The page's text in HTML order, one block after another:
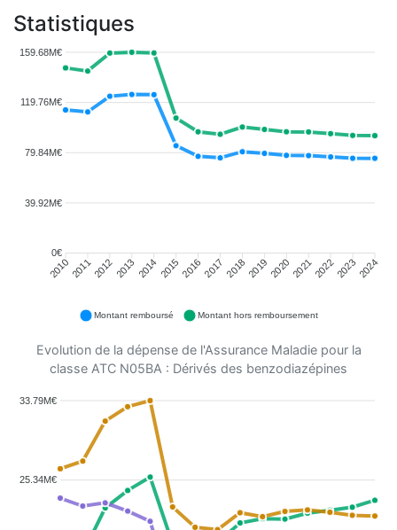
Statistiques
159.68M€
119.76M€
79.84M€
39.92M€
0€
2010201120122013 2014201520162017 2018201920202021202220232024
Montant remboursé Montant hors remboursement
Evolution de la dépense de l'Assurance Maladie pour la
classe ATC N05BA : Dérivés des benzodiazépines
33.79M€
25.34M€